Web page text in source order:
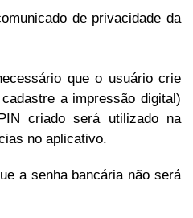
de privacidade da
que o usuário crie
a impressão digital)
criado será utilizado na
no aplicativo.
a senha bancária não será